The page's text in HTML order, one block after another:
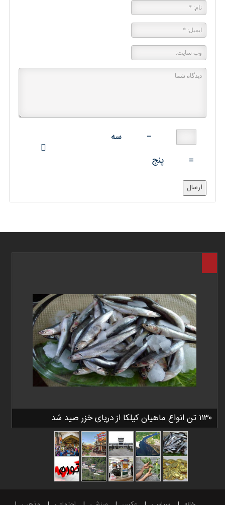
−
سه
=
پنج
ارسال
۱۱۳۰ تن انواع ماهیان کیلکا از دریای خزر صید شد